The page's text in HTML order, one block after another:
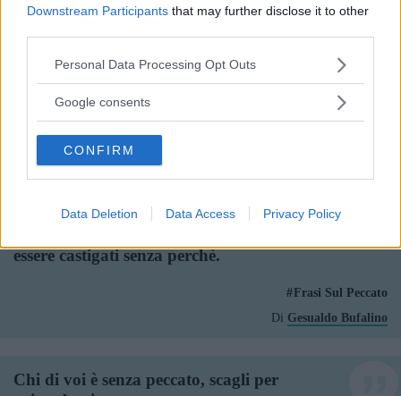
Downstream Participants that may further disclose it to other
Please note that this website/app uses one or more Google
not limited to your visit or usage behaviour. You may click to
use your data for below specified purposes in below Google
consent section.
Personal Data Processing Opt Outs
Google consents
CONFIRM
Data Deletion Data Access Privacy Policy
Di Guido Ceronetti
A parlare male degli altri si fa peccato, ma
spesso si indovina.
Il peccato è stato inventato dagli uomini
essere castigati senza perchè.
Frasi Sul Peccato
Di Gesualdo Bufalino
Chi di voi è senza peccato, scagli per